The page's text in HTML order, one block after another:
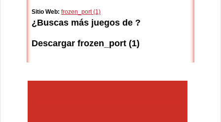
Sitio Web: frozen_port (1)
¿Buscas más juegos de ?
Descargar frozen_port (1)